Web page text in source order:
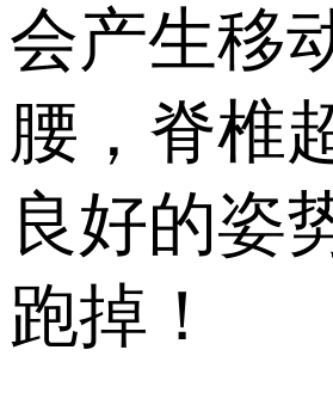
会产生移
腰，脊椎
良好的姿
跑掉！